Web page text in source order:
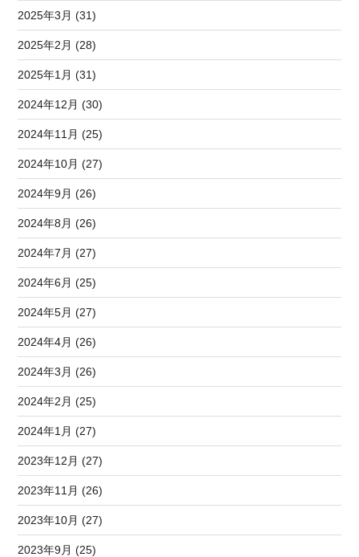
2025年3月 (31)
2025年2月 (28)
2025年1月 (31)
2024年12月 (30)
2024年11月 (25)
2024年10月 (27)
2024年9月 (26)
2024年8月 (26)
2024年7月 (27)
2024年6月 (25)
2024年5月 (27)
2024年4月 (26)
2024年3月 (26)
2024年2月 (25)
2024年1月 (27)
2023年12月 (27)
2023年11月 (26)
2023年10月 (27)
2023年9月 (25)